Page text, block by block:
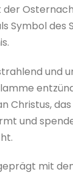
der
Symbol des
und
Christus,
und
mit